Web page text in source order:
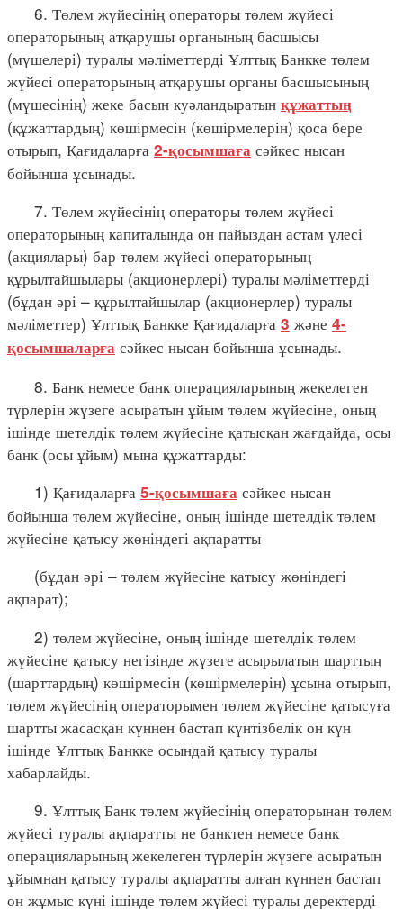
6. Төлем жүйесінің операторы төлем жүйесі
операторының атқарушы органының басшысы
(мүшелері) туралы мәліметтерді Ұлттық Банкке төлем
жүйесі операторының атқарушы органы басшысының
(мүшесінің) жеке басын куәландыратын құжаттың
(құжаттардың) көшірмесін (көшірмелерін) қоса бере
отырып, Қағидаларға 2-қосымшаға сәйкес нысан
бойынша ұсынады.
7. Төлем жүйесінің операторы төлем жүйесі
операторының капиталында он пайыздан астам үлесі
(акциялары) бар төлем жүйесі операторының
құрылтайшылары (акционерлері) туралы мәліметтерді
(бұдан әрі – құрылтайшылар (акционерлер) туралы
мәліметтер) Ұлттық Банкке Қағидаларға 3 және 4-
қосымшаларға сәйкес нысан бойынша ұсынады.
8. Банк немесе банк операцияларының жекелеген
түрлерін жүзеге асыратын ұйым төлем жүйесіне, оның
ішінде шетелдік төлем жүйесіне қатысқан жағдайда, осы
банк (осы ұйым) мына құжаттарды:
1) Қағидаларға 5-қосымшаға сәйкес нысан
бойынша төлем жүйесіне, оның ішінде шетелдік төлем
жүйесіне қатысу жөніндегі ақпаратты
(бұдан әрі – төлем жүйесіне қатысу жөніндегі
ақпарат);
2) төлем жүйесіне, оның ішінде шетелдік төлем
жүйесіне қатысу негізінде жүзеге асырылатын шарттың
(шарттардың) көшірмесін (көшірмелерін) ұсына отырып,
төлем жүйесінің операторымен төлем жүйесіне қатысуға
шартты жасасқан күннен бастап күнтізбелік он күн
ішінде Ұлттық Банкке осындай қатысу туралы
хабарлайды.
9. Ұлттық Банк төлем жүйесінің операторынан төлем
жүйесі туралы ақпаратты не банктен немесе банк
операцияларының жекелеген түрлерін жүзеге асыратын
ұйымнан қатысу туралы ақпаратты алған күннен бастап
он жұмыс күні ішінде төлем жүйесі туралы деректерді